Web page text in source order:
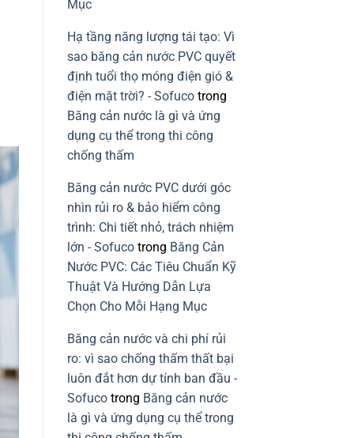
Mục
Hạ tầng năng lượng tái tạo: Vì
sao băng cản nước PVC quyết
định tuổi thọ móng điện gió &
điện mặt trời? - Sofucotrong
Băng cản nước là gì và ứng
dụng cụ thể trong thi công
chống thấm
Băng cản nước PVC dưới góc
nhìn rủi ro & bảo hiểm công
trình: Chi tiết nhỏ, trách nhiệm
lớn - Sofucotrong Băng Cản
Nước PVC: Các Tiêu Chuẩn Kỹ
Thuật Và Hướng Dẫn Lựa
Chọn Cho Mỗi Hạng Mục
Băng cản nước và chi phí rủi
ro: vì sao chống thấm thất bại
luôn đắt hơn dự tính ban đầu -
Sofucotrong Băng cản nước
là gì và ứng dụng cụ thể trong